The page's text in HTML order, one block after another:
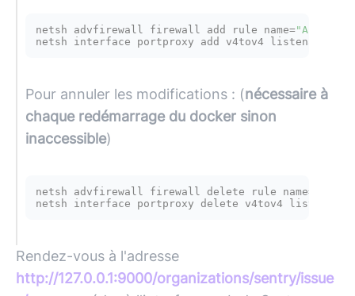
netsh advfirewall firewall add rule name="Allowing
Pour annuler les modifications : (nécessaire à
chaque redémarrage du docker sinon
inaccessible)
netsh advfirewall firewall delete rule name=
Rendez-vous à l'adresse
http://127.0.0.1:9000/organizations/sentry/issue